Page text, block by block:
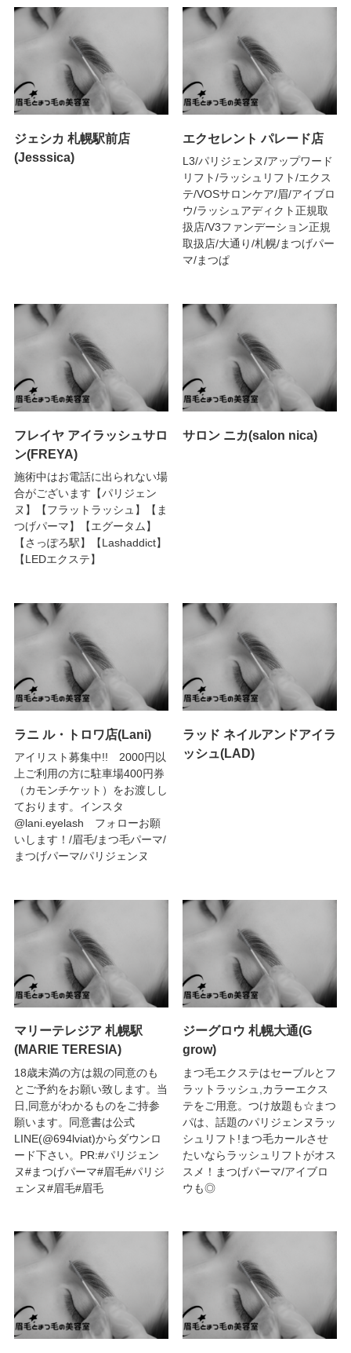
ジェシカ 札幌駅前店
(Jesssica)
エクセレント パレード店
L3/パリジェンヌ/アップワード
リフト/ラッシュリフト/エクス
テ/VOSサロンケア/眉/アイブロ
ウ/ラッシュアディクト正規取
扱店/V3ファンデーション正規
取扱店/大通り/札幌/まつげパー
マ/まつぱ
フレイヤ アイラッシュサロ
ン(FREYA)
施術中はお電話に出られない場
合がございます【パリジェン
ヌ】【フラットラッシュ】【ま
つげパーマ】【エグータム】
【さっぽろ駅】【Lashaddict】
【LEDエクステ】
サロン ニカ(salon nica)
ラニ ル・トロワ店(Lani)
アイリスト募集中!! 2000円以
上ご利用の方に駐車場400円券
（カモンチケット）をお渡しし
ております。インスタ
@lani.eyelash フォローお願
いします！/眉毛/まつ毛パーマ/
まつげパーマ/パリジェンヌ
ラッド ネイルアンドアイラ
ッシュ(LAD)
マリーテレジア 札幌駅
(MARIE TERESIA)
18歳未満の方は親の同意のも
とご予約をお願い致します。当
日,同意がわかるものをご持参
願います。同意書は公式
LINE(@694lviat)からダウンロ
ード下さい。PR:#パリジェン
ヌ#まつげパーマ#眉毛#パリジ
ェンヌ#眉毛#眉毛
ジーグロウ 札幌大通(G
grow)
まつ毛エクステはセーブルとフ
ラットラッシュ,カラーエクス
テをご用意。つけ放題も☆まつ
パは、話題のパリジェンヌラッ
シュリフト!まつ毛カールさせ
たいならラッシュリフトがオス
スメ！まつげパーマ/アイブロ
ウも◎